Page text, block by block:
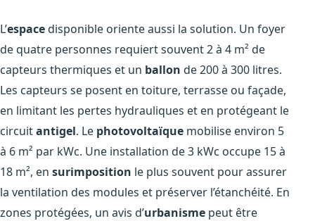
L’espacedisponible oriente aussi la solution. Un foyer
de quatre personnes requiert souvent 2 à 4 m² de
capteurs thermiques et un ballon de 200 à 300 litres.
Les capteurs se posent en toiture, terrasse ou façade,
en limitant les pertes hydrauliques et en protégeant le
circuitantigel. Le photovoltaïque mobilise environ 5
à 6 m² par kWc. Une installation de 3 kWc occupe 15 à
18 m², en surimposition le plus souvent pour assurer
la ventilation des modules et préserver l’étanchéité. En
zones protégées, un avis d’urbanisme peut être